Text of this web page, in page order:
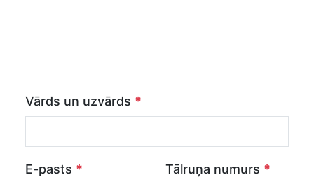
Vārds un uzvārds *
E-pasts * Tālruņa numurs *